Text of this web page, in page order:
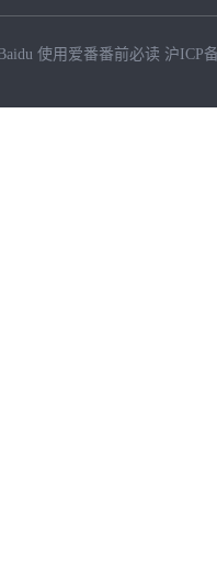
使用爱番番前必读 沪ICP